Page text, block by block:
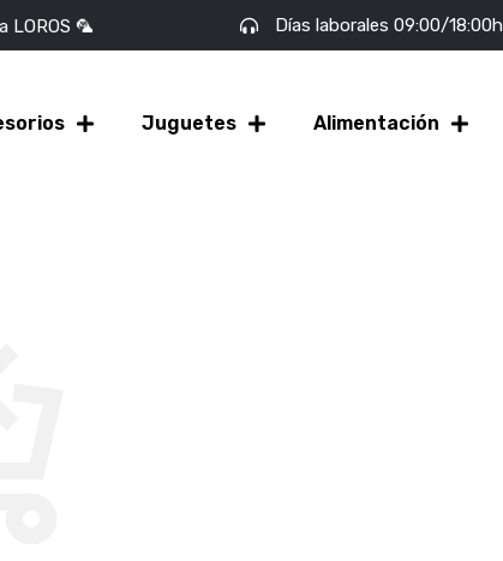
LOROS 🦜 Días laborales 09:00/18:00h
Juguetes Alimentación